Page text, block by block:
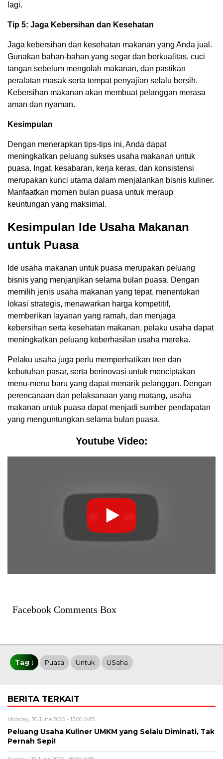
lagi.
Tip 5: Jaga Kebersihan dan Kesehatan
Jaga kebersihan dan kesehatan makanan yang Anda jual.
Gunakan bahan-bahan yang segar dan berkualitas, cuci
tangan sebelum mengolah makanan, dan pastikan
peralatan masak serta tempat penyajian selalu bersih.
Kebersihan makanan akan membuat pelanggan merasa
aman dan nyaman.
Kesimpulan
Dengan menerapkan tips-tips ini, Anda dapat
meningkatkan peluang sukses usaha makanan untuk
puasa. Ingat, kesabaran, kerja keras, dan konsistensi
merupakan kunci utama dalam menjalankan bisnis kuliner.
Manfaatkan momen bulan puasa untuk meraup
keuntungan yang maksimal.
Kesimpulan Ide Usaha Makanan
untuk Puasa
Ide usaha makanan untuk puasa merupakan peluang
bisnis yang menjanjikan selama bulan puasa. Dengan
memilih jenis usaha makanan yang tepat, menentukan
lokasi strategis, menawarkan harga kompetitif,
memberikan layanan yang ramah, dan menjaga
kebersihan serta kesehatan makanan, pelaku usaha dapat
meningkatkan peluang keberhasilan usaha mereka.
Pelaku usaha juga perlu memperhatikan tren dan
kebutuhan pasar, serta berinovasi untuk menciptakan
menu-menu baru yang dapat menarik pelanggan. Dengan
perencanaan dan pelaksanaan yang matang, usaha
makanan untuk puasa dapat menjadi sumber pendapatan
yang menguntungkan selama bulan puasa.
Youtube Video:
Facebook Comments Box
Tag : Puasa Untuk USaha
BERITA TERKAIT
Monday, 30 June 2025 - 13:00 WIB
Peluang Usaha Kuliner UMKM yang Selalu Diminati, Tak
Pernah Sepi!